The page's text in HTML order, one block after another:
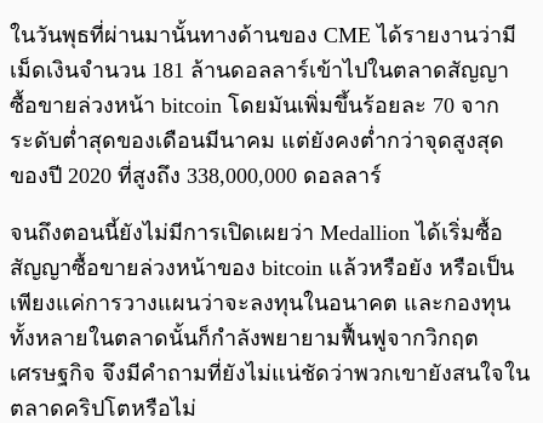
ในวันพุธที่ผ่านมานั้นทางด้านของ CME ได้รายงานว่ามี
เม็ดเงินจำนวน 181 ล้านดอลลาร์เข้าไปในตลาดสัญญา
ซื้อขายล่วงหน้า bitcoin โดยมันเพิ่มขึ้นร้อยละ 70 จาก
ระดับต่ำสุดของเดือนมีนาคม แต่ยังคงต่ำกว่าจุดสูงสุด
ของปี 2020 ที่สูงถึง 338,000,000 ดอลลาร์
จนถึงตอนนี้ยังไม่มีการเปิดเผยว่า Medallion ได้เริ่มซื้อ
สัญญาซื้อขายล่วงหน้าของ bitcoin แล้วหรือยัง หรือเป็น
เพียงแค่การวางแผนว่าจะลงทุนในอนาคต และกองทุน
ทั้งหลายในตลาดนั้นก็กำลังพยายามฟื้นฟูจากวิกฤต
เศรษฐกิจ จึงมีคำถามที่ยังไม่แน่ชัดว่าพวกเขายังสนใจใน
ตลาดคริปโตหรือไม่